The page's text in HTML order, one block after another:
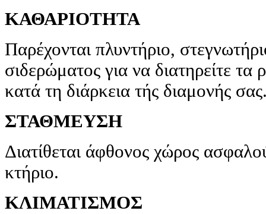
ΚΑΘΑΡΙΟΤΗΤΑ
Παρέχονται πλυντήριο,
σιδερώματος για να διατηρείτε
κατά τη διάρκεια τής διαμονής
ΣΤΑΘΜΕΥΣΗ
Διατίθεται άφθονος χώρος
κτήριο.
ΚΛΙΜΑΤΙΣΜΟΣ